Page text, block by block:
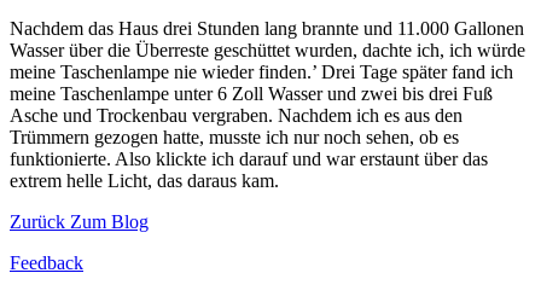
Nachdem das Haus drei Stunden lang brannte und 11.000 Gallonen
Wasser über die Überreste geschüttet wurden, dachte ich, ich würde
meine Taschenlampe nie wieder finden.’ Drei Tage später fand ich
meine Taschenlampe unter 6 Zoll Wasser und zwei bis drei Fuß
Asche und Trockenbau vergraben. Nachdem ich es aus den
Trümmern gezogen hatte, musste ich nur noch sehen, ob es
funktionierte. Also klickte ich darauf und war erstaunt über das
extrem helle Licht, das daraus kam.
Zurück Zum Blog
Feedback